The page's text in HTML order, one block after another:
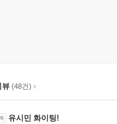
뷰 (48건)
유시민 화이팅!